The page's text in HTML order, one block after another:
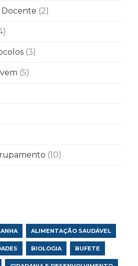
Docente (2)
(3)
(5)
(10)
ALIMENTAÇÃO SAUDÁVEL
BIOLOGIA BUFETE